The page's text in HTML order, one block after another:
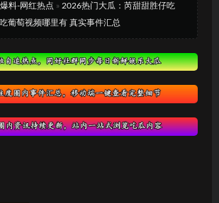
料-网红热点 » 2026热门大瓜：芮甜甜胜仔吃
葡萄视频哪里有 真实事件汇总